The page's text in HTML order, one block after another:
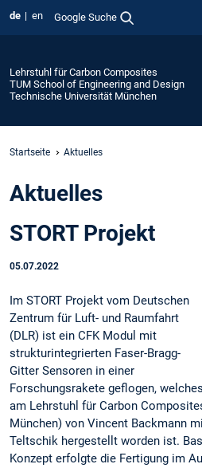
de en Google Suche
Lehrstuhl für Carbon Composites
TUM School of Engineering and Design
Technische Universität München
Startseite Aktuelles
Aktuelles
STORT Projekt
05.07.2022
Im STORT Projekt vom Deutschen
Zentrum für Luft- und Raumfahrt
(DLR) ist ein CFK Modul mit
strukturintegrierten Faser-Bragg-
Gitter Sensoren in einer
Forschungsrakete geflogen, welches
am Lehrstuhl für Carbon
München) von Vincent Backmann
Teltschik hergestellt worden ist.
Konzept erfolgte die Fertigung im